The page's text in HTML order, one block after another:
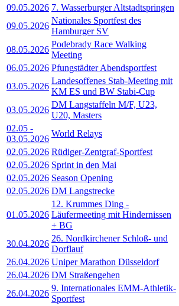
09.05.2026 7. Wasserburger Altstadtspringen
09.05.2026
Nationales Sportfest des
Hamburger SV
08.05.2026
Podebrady Race Walking
Meeting
06.05.2026 Pfungstädter Abendsportfest
03.05.2026
Landesoffenes Stab-Meeting mit
KM ES und BW Stabi-Cup
03.05.2026
DM Langstaffeln M/F, U23,
U20, Masters
02.05 -
03.05.2026
World Relays
02.05.2026 Rüdiger-Zentgraf-Sportfest
02.05.2026 Sprint in den Mai
02.05.2026 Season Opening
02.05.2026 DM Langstrecke
01.05.2026
12. Krummes Ding -
Läufermeeting mit Hindernissen
+ BG
30.04.2026
26. Nordkirchener Schloß- und
Dorflauf
26.04.2026 Uniper Marathon Düsseldorf
26.04.2026 DM Straßengehen
26.04.2026
9. Internationales EMM-Athletik-
Sportfest